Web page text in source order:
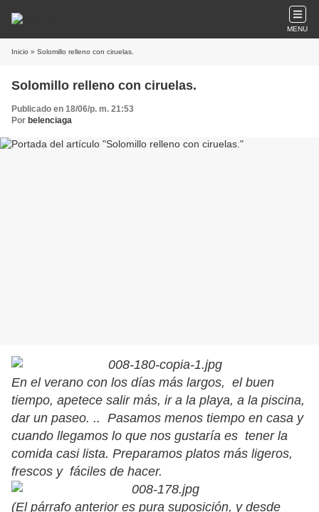
MENU
Inicio » Solomillo relleno con ciruelas.
Solomillo relleno con ciruelas.
Publicado en 18/06/p. m. 21:53
Por belenciaga
En el verano con los días más largos, el buen
tiempo, apetece salir más, ir a la playa, a la piscina,
dar un paseo. .. Pasamos menos tiempo en casa y
cuando llegamos lo que nos gustaría es tener la
comida casi lista. Preparamos platos más ligeros,
frescos y fáciles de hacer.
(El párrafo anterior es pura suposición, y desde